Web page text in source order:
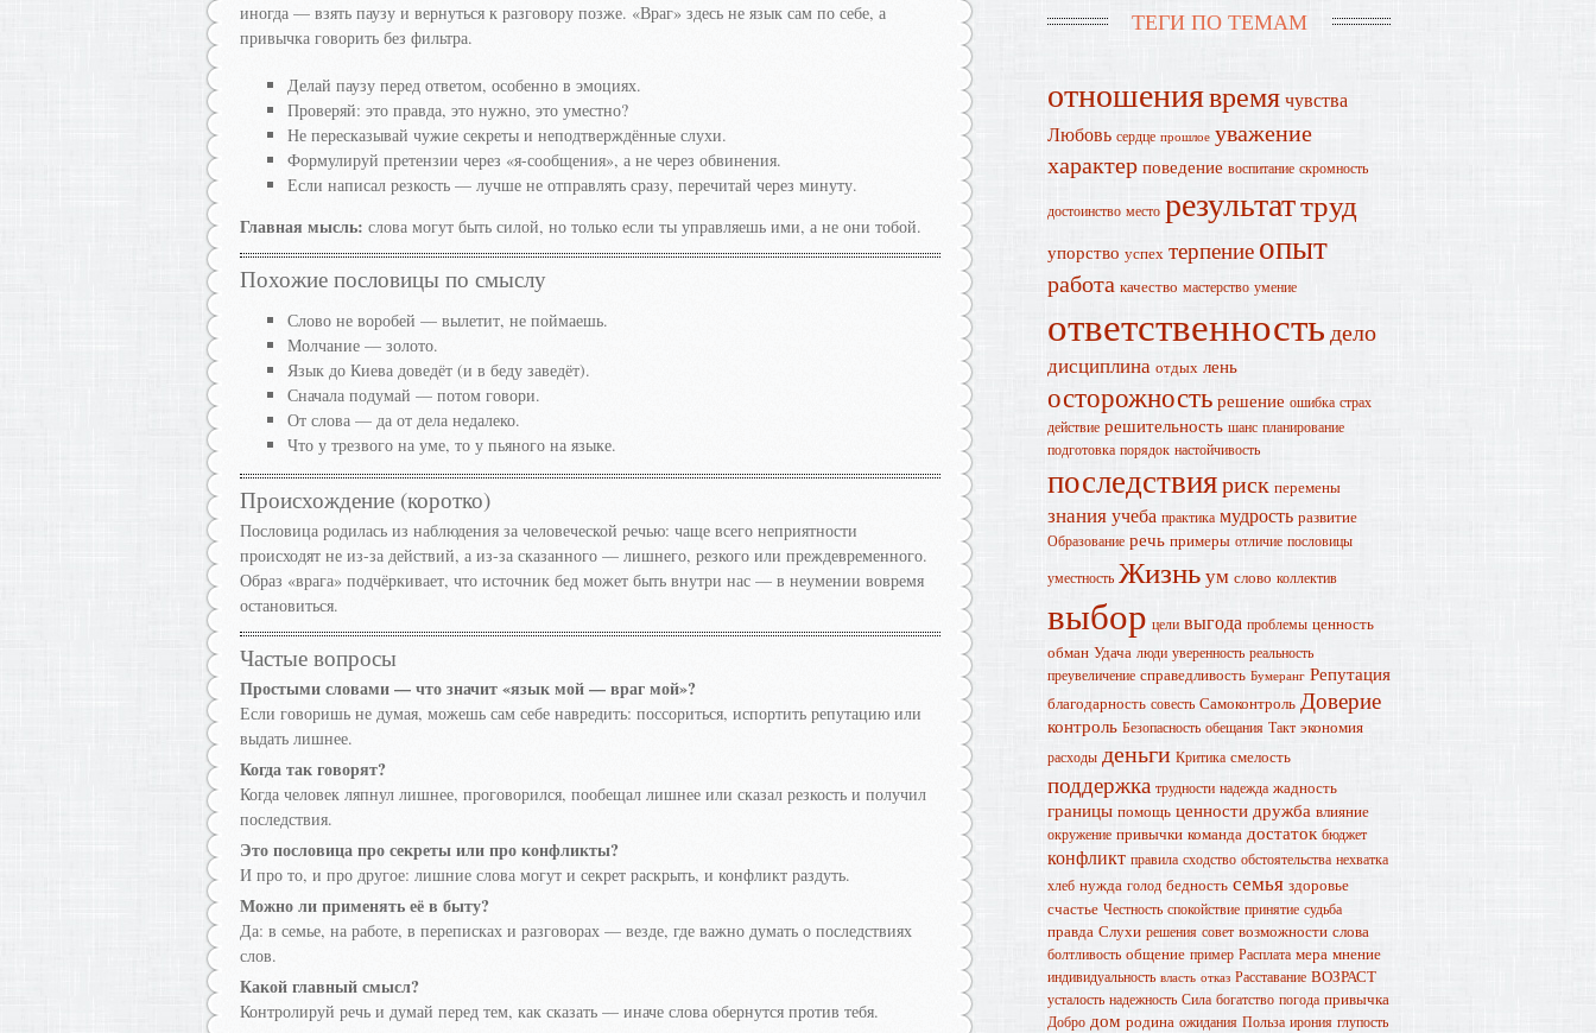
иногда — взять паузу и вернуться к разговору позже. «Враг» здесь не язык сам по себе, а
привычка говорить без фильтра.
Делай паузу перед ответом, особенно в эмоциях.
Проверяй: это правда, это нужно, это уместно?
Не пересказывай чужие секреты и неподтверждённые слухи.
Формулируй претензии через «я-сообщения», а не через обвинения.
Если написал резкость — лучше не отправлять сразу, перечитай через минуту.
Главная мысль: слова могут быть силой, но только если ты управляешь ими, а не они тобой.
Похожие пословицы по смыслу
Слово не воробей — вылетит, не поймаешь.
Молчание — золото.
Язык до Киева доведёт (и в беду заведёт).
Сначала подумай — потом говори.
От слова — да от дела недалеко.
Что у трезвого на уме, то у пьяного на языке.
Происхождение (коротко)
Пословица родилась из наблюдения за человеческой речью: чаще всего неприятности
происходят не из-за действий, а из-за сказанного — лишнего, резкого или преждевременного.
Образ «врага» подчёркивает, что источник бед может быть внутри нас — в неумении вовремя
остановиться.
Частые вопросы
Простыми словами — что значит «язык мой — враг мой»?
Если говоришь не думая, можешь сам себе навредить: поссориться, испортить репутацию или
выдать лишнее.
Когда так говорят?
Когда человек ляпнул лишнее, проговорился, пообещал лишнее или сказал резкость и получил
последствия.
Это пословица про секреты или про конфликты?
И про то, и про другое: лишние слова могут и секрет раскрыть, и конфликт раздуть.
Можно ли применять её в быту?
Да: в семье, на работе, в переписках и разговорах — везде, где важно думать о последствиях
слов.
Какой главный смысл?
Контролируй речь и думай перед тем, как сказать — иначе слова обернутся против тебя.
ТЕГИ ПО ТЕМАМ
отношениявремячувства
Любовь сердце прошлое уважение
характер поведение воспитание скромность
достоинство место результаттруд
упорство успех терпение опыт
работа качество мастерство умение
ответственностьдело
дисциплина отдых лень
осторожность решение ошибка страх
действие решительность шанс планирование
подготовка порядок настойчивость
последствияриск перемены
знанияучеба практика мудрость развитие
Образование речь примеры отличие пословицы
уместность Жизньум слово коллектив
выбор цели выгода проблемы ценность
обман Удача люди уверенность реальность
преувеличение справедливость Бумеранг Репутация
благодарность совесть Самоконтроль Доверие
контроль Безопасность обещания Такт экономия
расходы деньги Критика смелость
поддержка трудности надежда жадность
границы помощь ценности дружба влияние
окружение привычки команда достаток бюджет
конфликт правила сходство обстоятельства нехватка
хлеб нужда голод бедность семья здоровье
счастье Честность спокойствие принятие судьба
правда Слухи решения совет возможности слова
болтливость общение пример Расплата мера мнение
индивидуальность власть отказ Расставание ВОЗРАСТ
усталость надежность Сила богатство погода привычка
Добро дом родина ожидания Польза ирония глупость